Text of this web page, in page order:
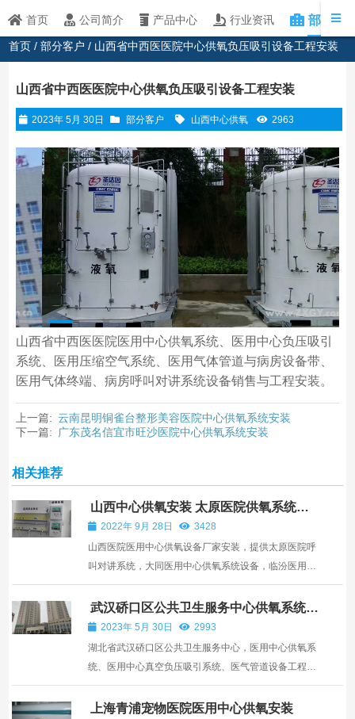
首页 公司简介 产品中心 行业资讯 部分客
首页 /部分客户 / 山西省中西医医院中心供氧负压吸引设备工程安装
山西省中西医医院中心供氧负压吸引设备工程安装
2023年 5月 30日 部分客户 山西中心供氧 2963
山西省中西医医院医用中心供氧系统、医用中心负压吸引
系统、医用压缩空气系统、医用气体管道与病房设备带、
医用气体终端、病房呼叫对讲系统设备销售与工程安装。
上一篇: 云南昆明铜雀台整形美容医院中心供氧系统安装
下一篇: 广东茂名信宜市旺沙医院中心供氧系统安装
相关推荐
山西中心供氧安装 太原医院供氧系统设
备厂家
2022年 9月 28日
3428
山西医院医用中心供氧设备厂家安装，提供太原医院呼
叫对讲系统，大同医用中心供氧系统设备，临汾医用气
体工程设备批发与安装施工服务，山西吕梁医用设备
带，长治病房吸氧系统设备，朔州医用中心供氧负压吸
引压缩空气系统设备工程厂家提供安装施工服务。中小
型太原医...
武汉硚口区公共卫生服务中心供氧系统真
空负压吸引系统设备工程安装
2023年 5月 30日
2993
湖北省武汉硚口区公共卫生服务中心，医用中心供氧系
统、医用中心真空负压吸引系统、医气管道设备工程安
装
上海青浦宠物医院医用中心供氧安装